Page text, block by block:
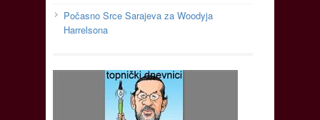
Počasno Srce Sarajeva za Woodyja
Harrelsona